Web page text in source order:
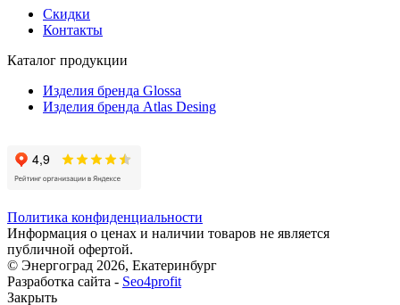
Скидки
Контакты
Каталог продукции
Изделия бренда Glossa
Изделия бренда Atlas Desing
Политика конфиденциальности
Информация о ценах и наличии товаров не является
публичной офертой.
© Энергоград 2026, Екатеринбург
Разработка сайта - Seo4profit
Закрыть